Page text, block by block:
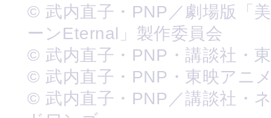
© 武内直子・PNP／劇場版「
ーンEternal」製作委員会
© 武内直子・PNP・講談社・
© 武内直子・PNP・東映アニ
© 武内直子・PNP／講談社・